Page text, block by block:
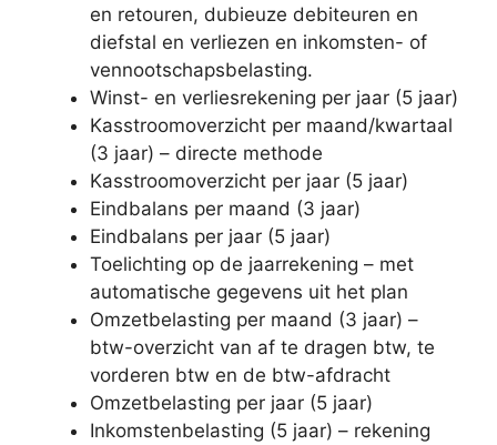
en retouren, dubieuze debiteuren en
diefstal en verliezen en inkomsten- of
vennootschapsbelasting.
Winst- en verliesrekening per jaar (5 jaar)
Kasstroomoverzicht per maand/kwartaal
(3 jaar) – directe methode
Kasstroomoverzicht per jaar (5 jaar)
Eindbalans per maand (3 jaar)
Eindbalans per jaar (5 jaar)
Toelichting op de jaarrekening – met
automatische gegevens uit het plan
Omzetbelasting per maand (3 jaar) –
btw-overzicht van af te dragen btw, te
vorderen btw en de btw-afdracht
Omzetbelasting per jaar (5 jaar)
Inkomstenbelasting (5 jaar) – rekening